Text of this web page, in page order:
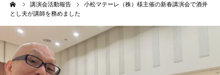
講演会活動報告
小松マテーレ（株）様主催の新春講演会で酒井
とし夫が講師を務めました